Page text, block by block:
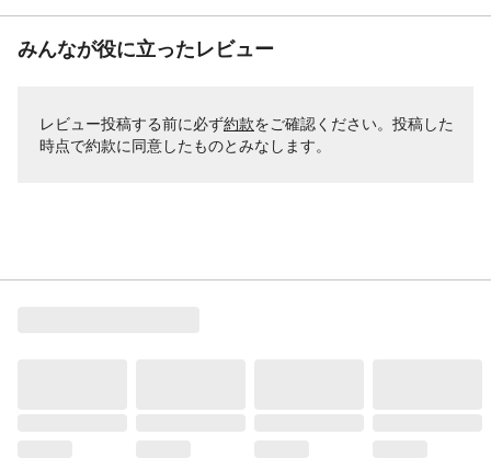
みんなが役に立ったレビュー
レビュー投稿する前に必ず約款をご確認ください。投稿した
時点で約款に同意したものとみなします。